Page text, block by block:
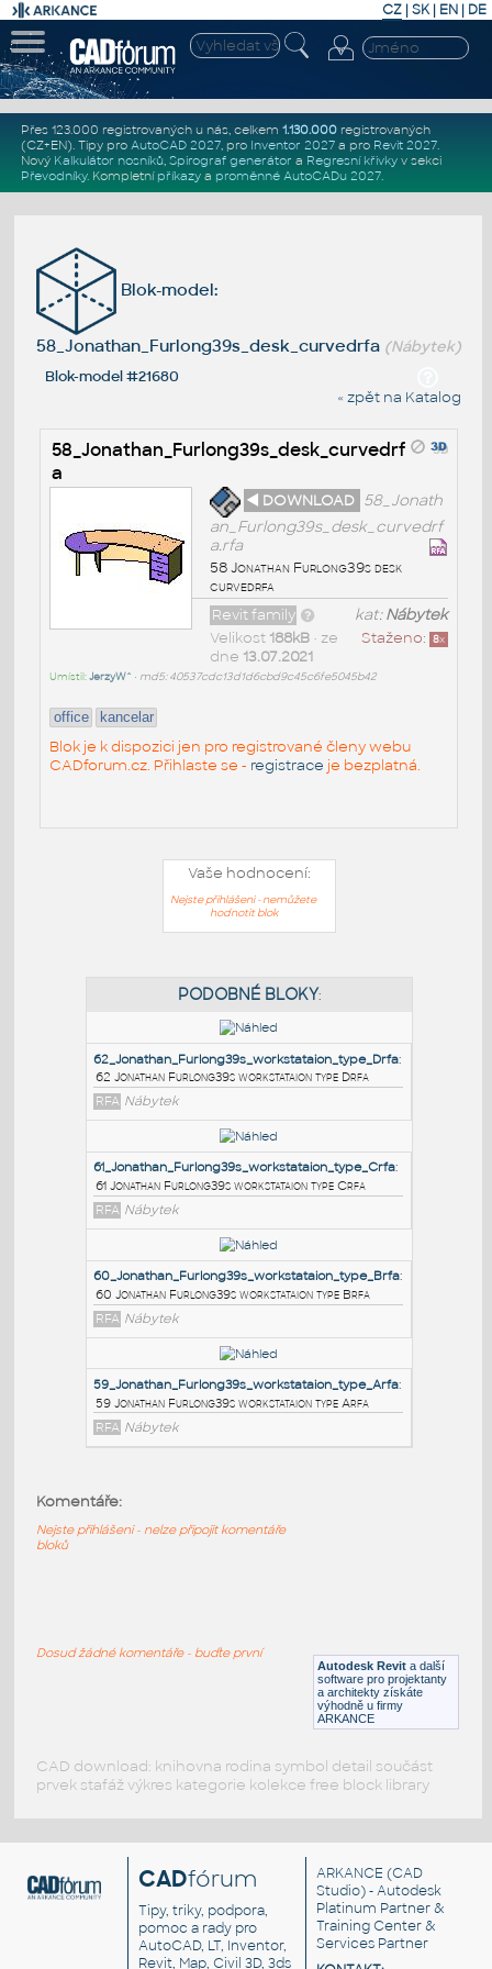
CZ | SK| EN | DE
Přes 123.000 registrovaných u nás, celkem 1.130.000registrovaných
(CZ+EN). Tipy pro AutoCAD 2027, pro Inventor 2027a pro Revit 2027.
Nový Kalkulátor nosníků, Spirograf generátor a Regresní křivkyv sekci
Převodníky. Kompletní příkazya proměnné AutoCADu 2027.
Blok-model:
58_Jonathan_Furlong39s_desk_curvedrfa (Nábytek)
Blok-model #21680
« zpět na Katalog
58_Jonathan_Furlong39s_desk_curvedrf
a
◄ DOWNLOAD 58_Jonath
an_Furlong39s_desk_curvedrf
a.rfa
58 Jonathan Furlong39s desk
curvedrfa
kat:Nábytek
Revit family
Staženo: 8x
Velikost 188kB• ze
dne 13.07.2021
Umístil:JerzyW^ • md5: 40537cdc13d1d6cbd9c45c6fe5045b42
office kancelar
Blok je k dispozici jen pro registrované členy webu
CADforum.cz. Přihlaste se - registrace je bezplatná.
Vaše hodnocení:
Nejste přihlášeni - nemůžete
hodnotit blok
PODOBNÉ BLOKY:
62_Jonathan_Furlong39s_workstataion_type_Drfa
62 Jonathan Furlong39s workstataion type Drfa
RFA Nábytek
61_Jonathan_Furlong39s_workstataion_type_Crfa
61 Jonathan Furlong39s workstataion type Crfa
RFA Nábytek
60_Jonathan_Furlong39s_workstataion_type_Brfa
60 Jonathan Furlong39s workstataion type Brfa
59 Jonathan Furlong39s workstataion type Arfa
Autodesk Revit a další
software pro projektanty
a architekty získáte
výhodně u firmy
ARKANCE
Komentáře:
Nejste přihlášeni - nelze připojit komentáře
bloků
Dosud žádné komentáře - buďte první
CAD download: knihovna rodina symbol detail součást
prvek stafáž výkres kategorie kolekce free block library
CADfórum
Tipy, triky, podpora,
pomoc a rady pro
AutoCAD, LT, Inventor,
Revit, Map, Civil 3D, 3ds
ARKANCE (CAD
Studio) - Autodesk
Platinum Partner &
Training Center &
Services Partner